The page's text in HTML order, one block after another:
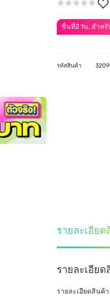
ชิ้นที่2 1บ. สำห
รหัสสินค้า
รายละเอีย
รายละเอีย
รายละเอียดสินค้า